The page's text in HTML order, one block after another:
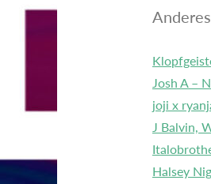
Anderes
Josh A –
joji x
J Balvin,
Halsey